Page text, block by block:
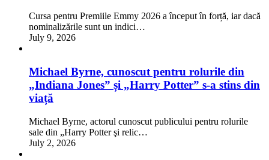
Cursa pentru Premiile Emmy 2026 a început în forță, iar dacă
nominalizările sunt un indici…
July 9, 2026
Michael Byrne, cunoscut pentru rolurile din
„Indiana Jones” și „Harry Potter” s-a stins din
viață
Michael Byrne, actorul cunoscut publicului pentru rolurile
sale din „Harry Potter şi relic…
July 2, 2026